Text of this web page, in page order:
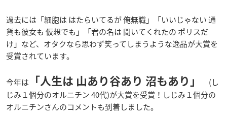
過去には「細胞は はたらいてるが 俺無職」「いいじゃない 通
貨も彼女も 仮想でも」「君の名は 聞いてくれたの ポリスだ
け」など、オタクなら思わず笑ってしまうような逸品が大賞を
受賞されています。
今年は 「人生は 山あり谷あり 沼もあり」
(し
じみ１個分のオルニチン 40代)が大賞を受賞！しじみ１個分の
オルニチンさんのコメントも到着しました。